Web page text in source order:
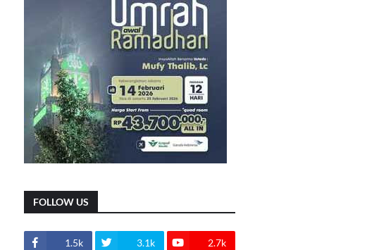
FOLLOW US
1.5k 3.1k 2.7k